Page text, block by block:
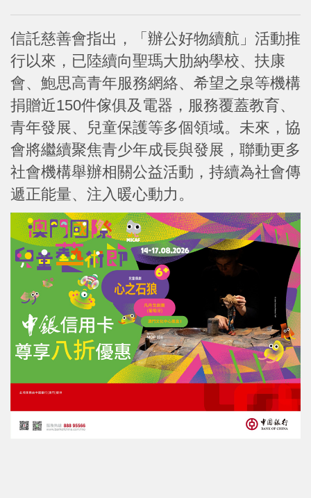
信託慈善會指出，「辦公好物續航」活動推
行以來，已陸續向聖瑪大肋納學校、扶康
會、鮑思高青年服務網絡、希望之泉等機構
捐贈近150件傢俱及電器，服務覆蓋教育、
青年發展、兒童保護等多個領域。未來，協
會將繼續聚焦青少年成長與發展，聯動更多
社會機構舉辦相關公益活動，持續為社會傳
遞正能量、注入暖心動力。